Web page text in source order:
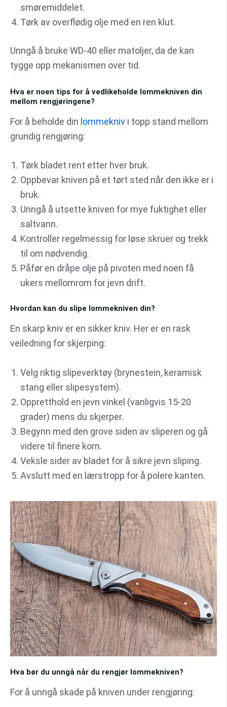
smøremiddelet.
Tørk av overflødig olje med en ren klut.
Unngå å bruke WD-40 eller matoljer, da de kan
tygge opp mekanismen over tid.
Hva er noen tips for å vedlikeholde lommekniven din
mellom rengjøringene?
For å beholde din lommekniv i topp stand mellom
grundig rengjøring:
Tørk bladet rent etter hver bruk.
Oppbevar kniven på et tørt sted når den ikke er i
bruk.
Unngå å utsette kniven for mye fuktighet eller
saltvann.
Kontroller regelmessig for løse skruer og trekk
til om nødvendig.
Påfør en dråpe olje på pivoten med noen få
ukers mellomrom for jevn drift.
Hvordan kan du slipe lommekniven din?
En skarp kniv er en sikker kniv. Her er en rask
veiledning for skjerping:
Velg riktig slipeverktøy (brynestein, keramisk
stang eller slipesystem).
Oppretthold en jevn vinkel (vanligvis 15-20
grader) mens du skjerper.
Begynn med den grove siden av sliperen og gå
videre til finere korn.
Veksle sider av bladet for å sikre jevn sliping.
Avslutt med en lærstropp for å polere kanten.
Hva bør du unngå når du rengjør lommekniven?
For å unngå skade på kniven under rengjøring: